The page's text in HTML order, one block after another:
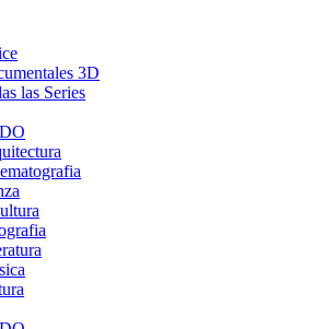
3D
las Series